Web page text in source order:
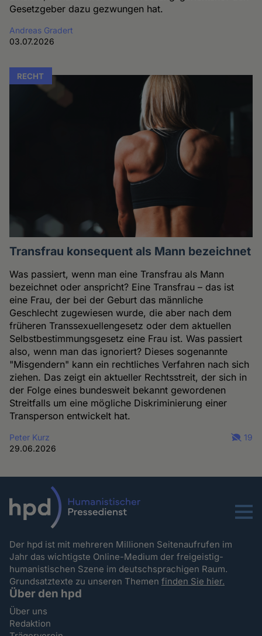
Gesetzgeber dazu gezwungen hat.
Andreas Gradert
03.07.2026
RECHT
Transfrau konsequent als Mann bezeichnet
Was passiert, wenn man eine Transfrau als Mann
bezeichnet oder anspricht? Eine Transfrau – das ist
eine Frau, der bei der Geburt das männliche
Geschlecht zugewiesen wurde, die aber nach dem
früheren Transsexuellengesetz oder dem aktuellen
Selbstbestimmungsgesetz eine Frau ist. Was passiert
also, wenn man das ignoriert? Dieses sogenannte
"Misgendern" kann ein rechtliches Verfahren nach sich
ziehen. Das zeigt ein aktueller Rechtsstreit, der sich in
der Folge eines bundesweit bekannt gewordenen
Streitfalls um eine mögliche Diskriminierung einer
Transperson entwickelt hat.
Peter Kurz
29.06.2026
19
Menu
Der hpd ist mit mehreren Millionen Seitenaufrufen im
Jahr das wichtigste Online-Medium der freigeistig-
humanistischen Szene im deutschsprachigen Raum.
Grundsatztexte zu unseren Themenfinden Sie hier.
Über den hpd
Über uns
Redaktion